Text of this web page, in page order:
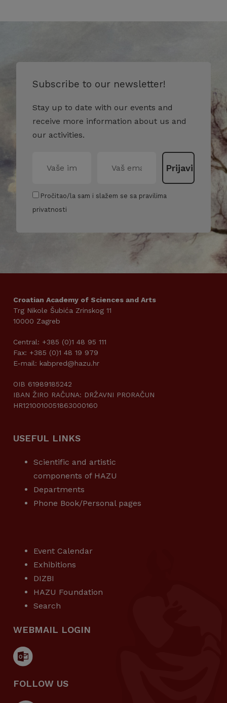
Subscribe to our newsletter!
Stay up to date with our events and
receive more information about us and
our activities.
Pročitao/la sam i slažem se sa pravilima
privatnosti
Croatian Academy of Sciences and Arts
Trg Nikole Šubića Zrinskog 11
10000 Zagreb
Central: +385 (0)1 48 95 111
Fax: +385 (0)1 48 19 979
E-mail: kabpred@hazu.hr
OIB 61989185242
IBAN ŽIRO RAČUNA: DRŽAVNI PRORAČUN
HR1210010051863000160
USEFUL LINKS
Scientific and artistic
components of HAZU
Departments
Phone Book/Personal pages
Event Calendar
Exhibitions
DIZBI
HAZU Foundation
Search
WEBMAIL LOGIN
FOLLOW US